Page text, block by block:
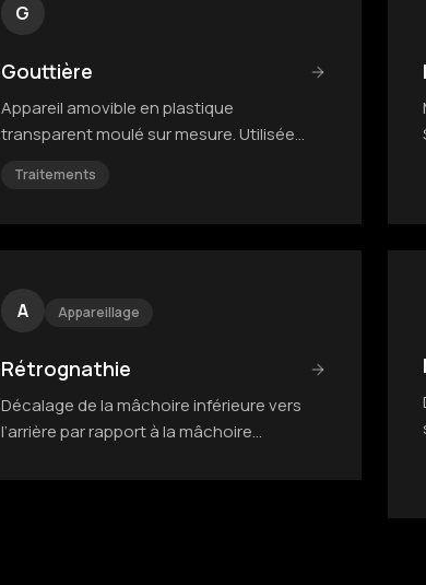
G
Gouttière
Appareil amovible en plastique
transparent moulé sur mesure. Utilisée
Traitements
A Appareillage
Rétrognathie
Décalage de la mâchoire inférieure vers
l’arrière par rapport à la mâchoire